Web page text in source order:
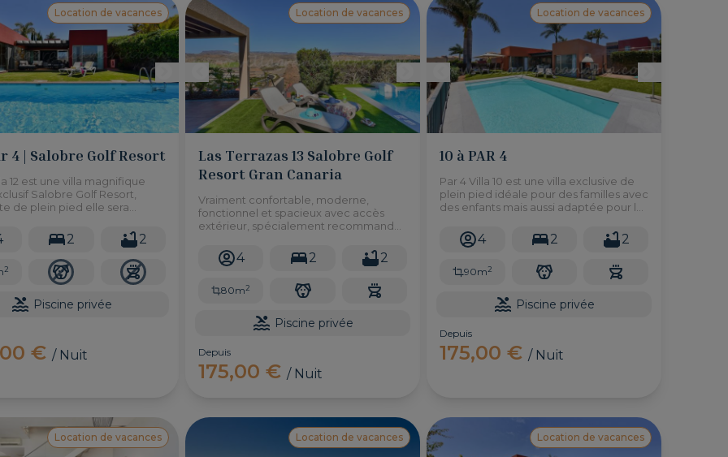
Location de vacances
4 | Salobre Golf Resort
12 est une villa magnifique
Salobre Golf Resort,
de plein pied elle sera
ou pour des personnes à
réduites. 2 2
2
Piscine privée
€ / Nuit
Location de vacances
Las Terrazas 13 Salobre Golf
Resort Gran Canaria
Vraiment confortable, moderne,
fonctionnel et spacieux avec accès
extérieur, spécialement recommandé
des enfants, car il y a 2 grandes
terrasses avec beaucoup d'espace
un petit jardin.
4 2 2
80m2
Piscine privée
Depuis
175,00 € / Nuit
Location de vacances
10 à PAR 4
Par 4 Villa 10 est une villa exclusive de
plein pied idéale pour des familles avec
des enfants mais aussi adaptée pour les
belle villa se trouve à seulement 10
minutes des plages!
4 2 2
90m2
Piscine privée
Depuis
175,00 €/ Nuit
Location de vacances Location de vacances Location de vacances